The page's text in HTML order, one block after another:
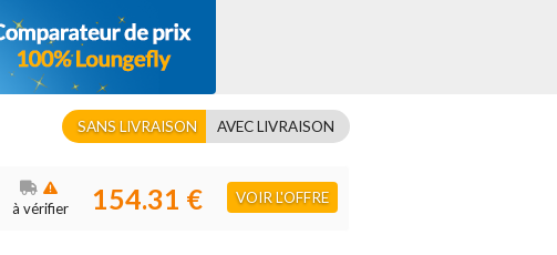
SANS LIVRAISON AVEC LIVRAISON
154.31 € VOIR L'OFFRE
à vérifier